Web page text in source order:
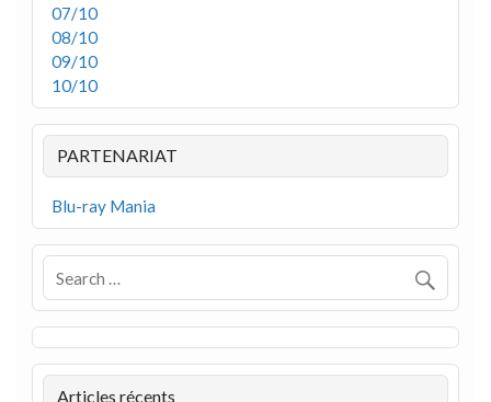
07/10
08/10
09/10
10/10
PARTENARIAT
Blu-ray Mania
Articles récents